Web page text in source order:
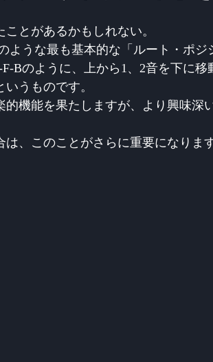
とがあるかもしれない。
ような最も基本的な「ルート・ポジ
Bのように、上から1、2音を下に移
うものです。
機能を果たしますが、より興味深
、このことがさらに重要になります